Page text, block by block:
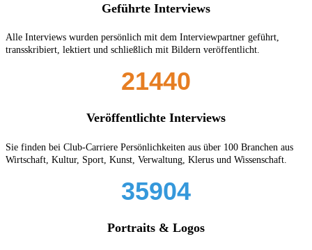
Geführte Interviews
Alle Interviews wurden persönlich mit dem Interviewpartner geführt,
transskribiert, lektiert und schließlich mit Bildern veröffentlicht.
21440
Veröffentlichte Interviews
Sie finden bei Club-Carriere Persönlichkeiten aus über 100 Branchen aus
Wirtschaft, Kultur, Sport, Kunst, Verwaltung, Klerus und Wissenschaft.
35904
Portraits & Logos